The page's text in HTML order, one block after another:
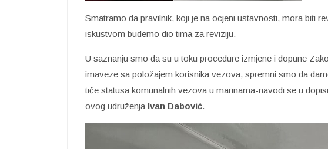
Smatramo da pravilnik, koji je na ocjeni ustavnosti, mora biti
iskustvom budemo dio tima za reviziju.
U saznanju smo da su u toku procedure izmjene i dopune
imaveze sa položajem korisnika vezova, spremni smo da
tiče statusa komunalnih vezova u marinama-navodi se u
ovog udruženja Ivan Dabović.